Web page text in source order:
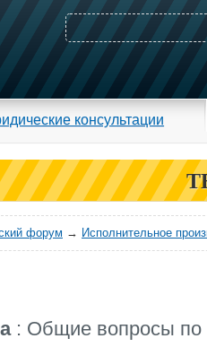
консультации
форум → Исполнительное
: Общие вопросы по